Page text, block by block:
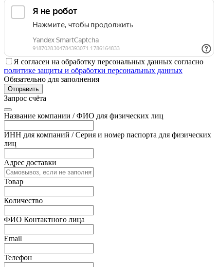
Я согласен на обработку персональных данных согласно
политике защиты и обработки персональных данных
Обязательно для заполнения
Отправить
Запрос счёта
Название компании / ФИО для физических лиц
ИНН для компаний / Серия и номер паспорта для физических
лиц
Адрес доставки
Товар
Количество
ФИО Контактного лица
Email
Телефон